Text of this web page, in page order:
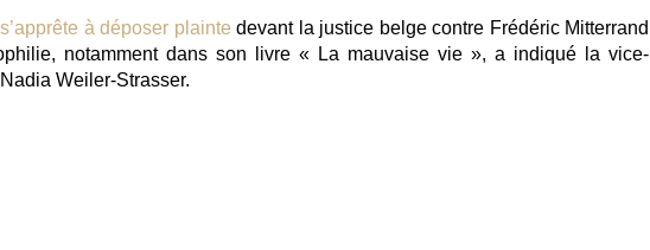
s’apprête à déposer plainte devant la justice belge contre Frédéric Mitterrand
notamment dans son livre « La mauvaise vie », a indiqué la vice-
Weiler-Strasser.